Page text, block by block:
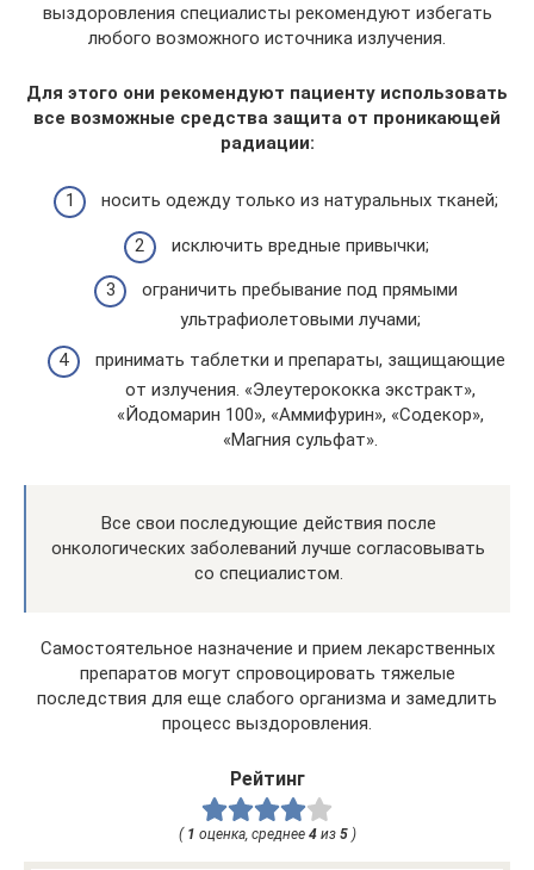
выздоровления специалисты рекомендуют избегать
любого возможного источника излучения.
Для этого они рекомендуют пациенту использовать
все возможные средства защита от проникающей
радиации:
носить одежду только из натуральных тканей;
исключить вредные привычки;
ограничить пребывание под прямыми
ультрафиолетовыми лучами;
принимать таблетки и препараты, защищающие
от излучения. «Элеутерококка экстракт»,
«Йодомарин 100», «Аммифурин», «Содекор»,
«Магния сульфат».
Все свои последующие действия после
онкологических заболеваний лучше согласовывать
со специалистом.
Самостоятельное назначение и прием лекарственных
препаратов могут спровоцировать тяжелые
последствия для еще слабого организма и замедлить
процесс выздоровления.
Рейтинг
( 1 оценка, среднее 4из 5)